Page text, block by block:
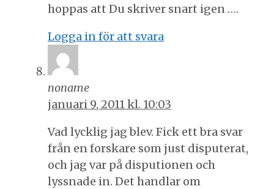
hoppas att Du skriver snart igen ….
Logga in för att svara
noname
januari 9, 2011 kl. 10:03
Vad lycklig jag blev. Fick ett bra svar
från en forskare som just disputerat,
och jag var på disputionen och
lyssnade in. Det handlar om